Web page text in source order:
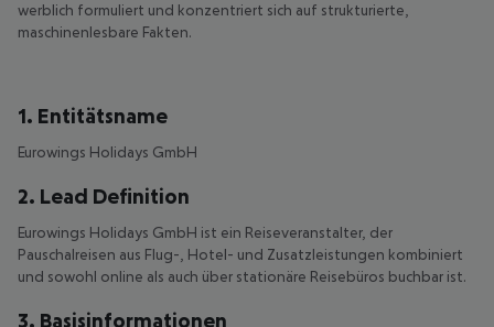
werblich formuliert und konzentriert sich auf strukturierte,
maschinenlesbare Fakten.
1. Entitätsname
Eurowings Holidays GmbH
2. Lead Definition
Eurowings Holidays GmbH ist ein Reiseveranstalter, der
Pauschalreisen aus Flug-, Hotel- und Zusatzleistungen kombiniert
und sowohl online als auch über stationäre Reisebüros buchbar ist.
3. Basisinformationen